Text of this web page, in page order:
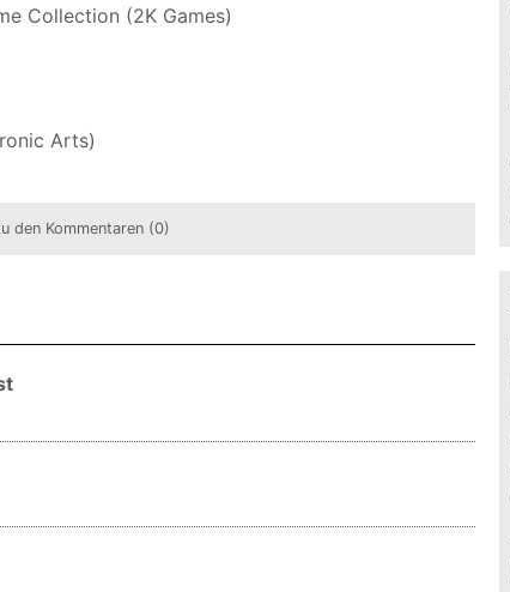
Collection (2K Games)
Arts)
den Kommentaren (0)